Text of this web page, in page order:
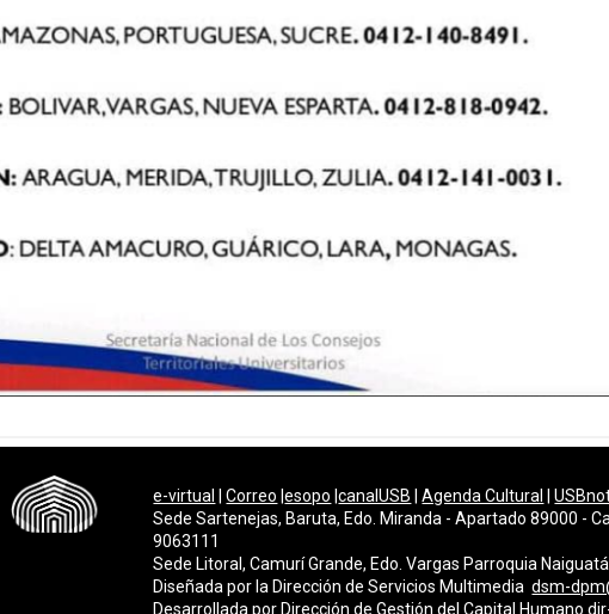
e-virtual |Correo |esopo |canalUSB |Agenda Cultural |
Sede Sartenejas, Baruta, Edo. Miranda - Apartado 89000 -
9063111
Sede Litoral, Camurí Grande, Edo. Vargas Parroquia
Diseñada por la Dirección de Servicios Multimediadsm-
Desarrollada por Dirección de Gestión del Capital Humano